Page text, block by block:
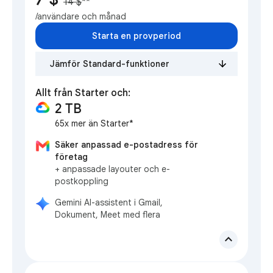
/användare och månad
Starta en provperiod
Jämför Standard-funktioner
Allt från Starter och:
2 TB
65x mer än Starter*
Säker anpassad e-postadress för
företag
+ anpassade layouter och e-
postkoppling
Gemini AI-assistent i Gmail,
Dokument, Meet med flera
expand_less